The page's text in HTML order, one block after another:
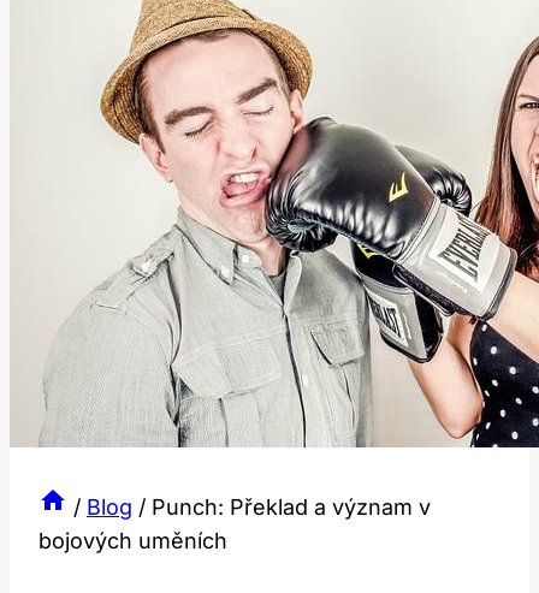
/ Blog / Punch: Překlad a význam v
bojových uměních